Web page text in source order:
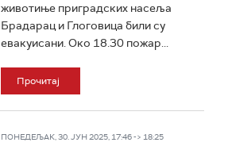
животиње приградских насеља
Брадарац и Глоговица били су
евакуисани. Око 18.30 пожар...
Прочитај
ПОНЕДЕЉАК, 30. ЈУН 2025, 17:46 -> 18:25